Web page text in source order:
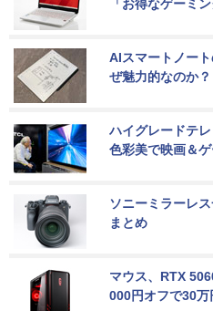
「お得なゲーミ
AIスマートノー
ぜ魅力的なのか？
ハイグレードテ
色彩美で映画＆
ソニーミラーレ
まとめ
マウス、RTX
000円オフで30万